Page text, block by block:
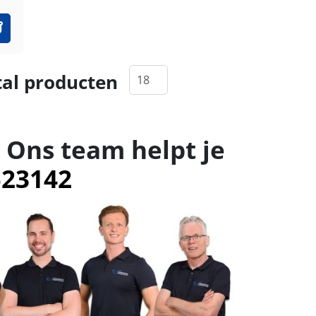
producten
team helpt je